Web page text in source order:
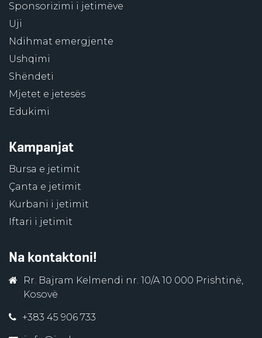
Sponsorizimi i jetimëve
Uji
Ndihmat emergjente
Ushqimi
Shëndeti
Mjetet e jetesës
Edukimi
Kampanjat
Bursa e jetimit
Çanta e jetimit
Kurbani i jetimit
Iftari i jetimit
Na kontaktoni!
Rr. Bajram Kelmendi nr. 10/A 10 000 Prishtinë,
Kosovë
+383 45 906 733